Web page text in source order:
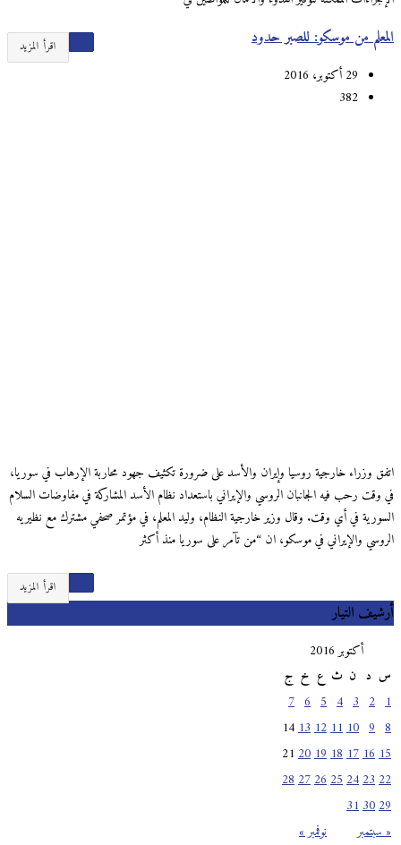
اقرأ المزيد المعلم من موسكو: للصبر حدود
29 أكتوبر، 2016
382
اتفق وزراء خارجية روسيا وإيران واﻷسد على ضرورة تكثيف جهود محاربة الإرهاب في سوريا،
في وقت رحب فيه الجانبان الروسي والإيراني باستعداد نظام الأسد المشاركة في مفاوضات السلام
السورية في أي وقت. وقال وزير خارجية النظام، وليد المعلم، في مؤتمر صحفي مشترك مع نظيريه
الروسي والإيراني في موسكو، ان “من تآمر على سوريا منذ أكثر
اقرأ المزيد
أرشيف التيار
أكتوبر 2016
س
ث خ ج
« سبتمبر نوفمبر »
10
11
12
13
14
15
16
17
18
19
20
21
22
23
24
25
26
27
28
29
30
31